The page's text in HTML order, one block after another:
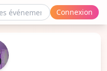
Connexion